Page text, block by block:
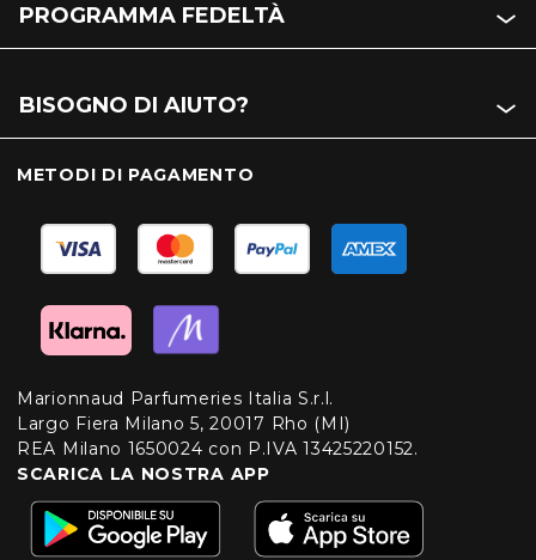
PROGRAMMA FEDELTÀ
BISOGNO DI AIUTO?
METODI DI PAGAMENTO
Marionnaud Parfumeries Italia S.r.l.
Largo Fiera Milano 5, 20017 Rho (MI)
REA Milano 1650024 con P.IVA 13425220152.
SCARICA LA NOSTRA APP